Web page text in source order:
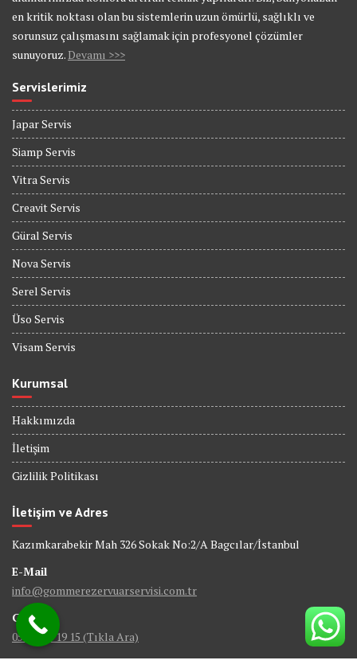
en kritik noktası olan bu sistemlerin uzun ömürlü, sağlıklı ve
sorunsuz çalışmasını sağlamak için profesyonel çözümler
sunuyoruz. Devamı >>>
Servislerimiz
Japar Servis
Siamp Servis
Vitra Servis
Creavit Servis
Güral Servis
Nova Servis
Serel Servis
Üso Servis
Visam Servis
Kurumsal
Hakkımızda
İletişim
Gizlilik Politikası
İletişim ve Adres
Kazımkarabekir Mah 326 Sokak No:2/A Bagcılar/İstanbul
E-Mail
info@gommerezervuarservisi.com.tr
GSM
0538 402 19 15 (Tıkla Ara)